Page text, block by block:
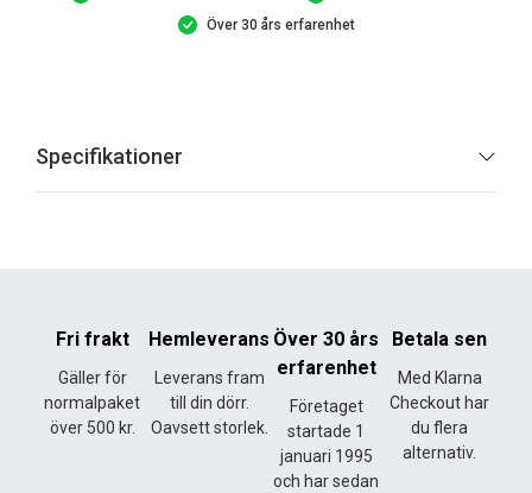
Över 30 års erfarenhet
Specifikationer
Fri frakt
Gäller för
normalpaket
över 500 kr.
Hemleverans
Leverans fram
till din dörr.
Oavsett storlek.
Över 30 års
erfarenhet
Företaget
startade 1
januari 1995
och har sedan
Betala sen
Med Klarna
Checkout har
du flera
alternativ.